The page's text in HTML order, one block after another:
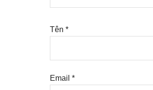
Tên *
Email *